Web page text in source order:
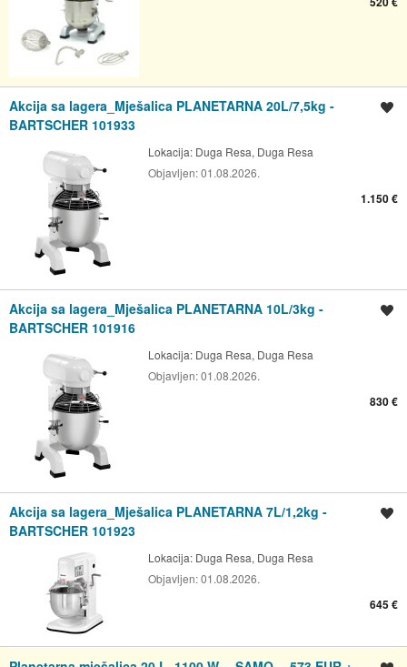
Akcija sa lagera_Mješalica PLANETARNA 20L/7,5kg -
BARTSCHER 101933
Lokacija: Duga Resa, Duga Resa
Objavljen:01.08.2026.
1.150 €
Akcija sa lagera_Mješalica PLANETARNA 10L/3kg -
BARTSCHER 101916
Lokacija: Duga Resa, Duga Resa
Objavljen:01.08.2026.
830 €
Akcija sa lagera_Mješalica PLANETARNA 7L/1,2kg -
BARTSCHER 101923
Lokacija: Duga Resa, Duga Resa
Objavljen:01.08.2026.
645 €